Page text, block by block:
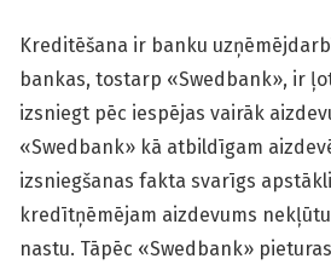
Kreditēšana ir banku
bankas, tostarp «Swedbank», ir
izsniegt pēc iespējas vairāk
«Swedbank» kā atbildīgam
izsniegšanas fakta svarīgs
kredītņēmējam aizdevums
nastu. Tāpēc «Swedbank»